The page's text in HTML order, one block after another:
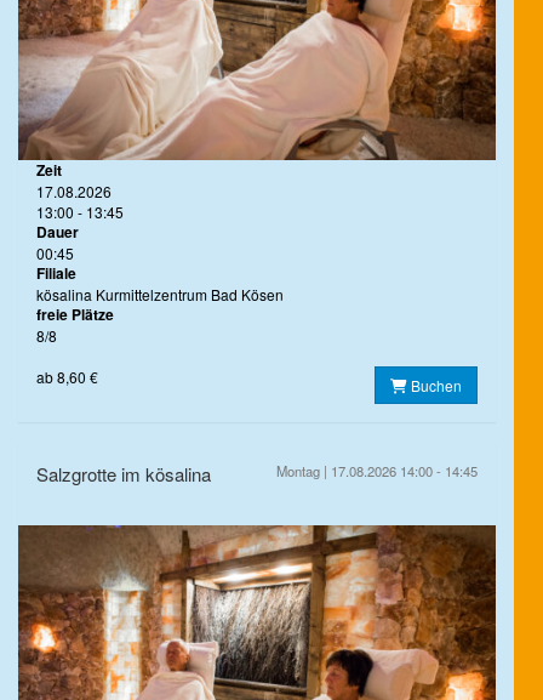
Zeit
17.08.2026
13:00 - 13:45
Dauer
00:45
Filiale
kösalina Kurmittelzentrum Bad Kösen
freie Plätze
8/8
ab 8,60 €
Buchen
Salzgrotte im kösalina Montag | 17.08.2026 14:00 - 14:45